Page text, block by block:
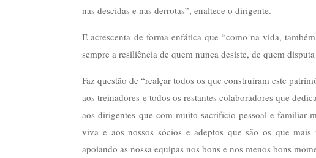
nas descidas e nas derrotas”, enaltece o dirigente.
E acrescenta de forma enfática que “como na vida,
sempre a resiliência de quem nunca desiste, de quem
Faz questão de “realçar todos os que construíram este
aos treinadores e todos os restantes colaboradores que
aos dirigentes que com muito sacrifício pessoal e familiar
viva e aos nossos sócios e adeptos que são os que
apoiando as nossa equipas nos bons e nos menos bons